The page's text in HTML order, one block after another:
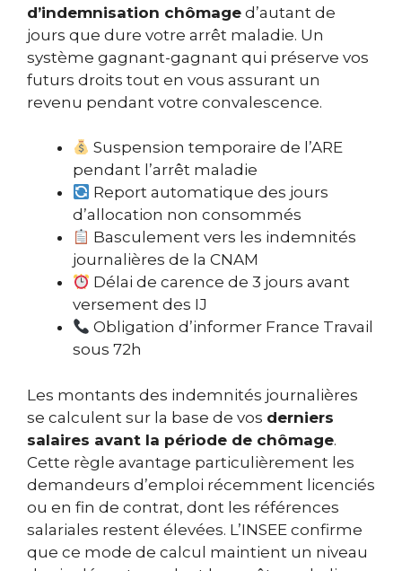
d’indemnisation chômage d’autant de
jours que dure votre arrêt maladie. Un
système gagnant-gagnant qui préserve vos
futurs droits tout en vous assurant un
revenu pendant votre convalescence.
Suspension temporaire de l’ARE
pendant l’arrêt maladie
Report automatique des jours
d’allocation non consommés
Basculement vers les indemnités
journalières de la CNAM
Délai de carence de 3 jours avant
versement des IJ
Obligation d’informer France Travail
sous 72h
Les montants des indemnités journalières
se calculent sur la base de vos derniers
salaires avant la période de chômage.
Cette règle avantage particulièrement les
demandeurs d’emploi récemment licenciés
ou en fin de contrat, dont les références
salariales restent élevées. L’INSEE confirme
que ce mode de calcul maintient un niveau